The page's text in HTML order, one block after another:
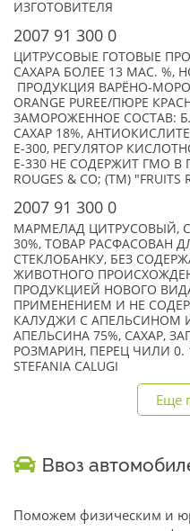
ИЗГОТОВИТЕЛЯ
2007 91 300 0
ЦИТРУСОВЫЕ ГОТОВЫЕ
САХАРА БОЛЕЕ 13 МАС. %,
ПРОДУКЦИЯ ВАРЁНО-
ORANGE PUREE/ПЮРЕ
ЗАМОРОЖЕННОЕ СОСТАВ:
САХАР 18%,
Е-300, РЕГУЛЯТОР
Е-330 НЕ СОДЕРЖИТ ГМО В
ROUGES & CO; (TM) "FRUITS
2007 91 300 0
МАРМЕЛАД ЦИТРУСОВЫЙ,
30%, ТОВАР РАСФАСОВАН
СТЕКЛОБАНКУ, БЕЗ
ЖИВОТНОГО
ПРОДУКЦИЕЙ НОВОГО
ПРИМЕНЕНИЕМ И НЕ
КАЛУДЖИ С АПЕЛЬСИНОМ
АПЕЛЬСИНА 75%, САХАР,
РОЗМАРИН, ПЕРЕЦ ЧИЛИ 0.
STEFANIA CALUGI
Еще
Ввоз
Поможем физическим и